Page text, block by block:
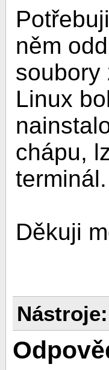
něm
soubory
Linux
chápu,
Děkuji
Nástroje: